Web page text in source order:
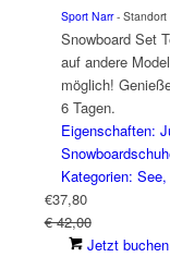
Sport Narr- Standort
Snowboard Set
auf andere
möglich!
6 Tagen.
Eigenschaften:
Kategorien:
€37,80
€ 42,00
Jetzt buchen